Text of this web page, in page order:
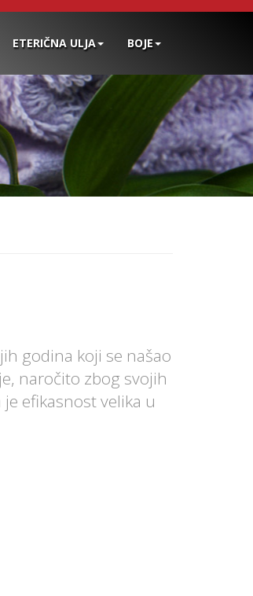
ETERIČNA ULJA BOJE
godina koji se našao
naročito zbog svojih
efikasnost velika u